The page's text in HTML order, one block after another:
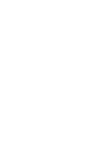
大量作品留存至今，塑造
开工修建。铁路干线贯通
法、德三国联合外交施
是俄国渗透东北的关键契
朝鲜半岛、中国东北殖民
传播品牌悦物派将推
古音相通，故又称孙卿。
斯克勒（Michael
书》。主张购募西洋火炮
。早年随孙承宗、袁崇
年（1631）大凌河之战
崇祯十七年（1644）入
布置"方略。与辽东巡抚王